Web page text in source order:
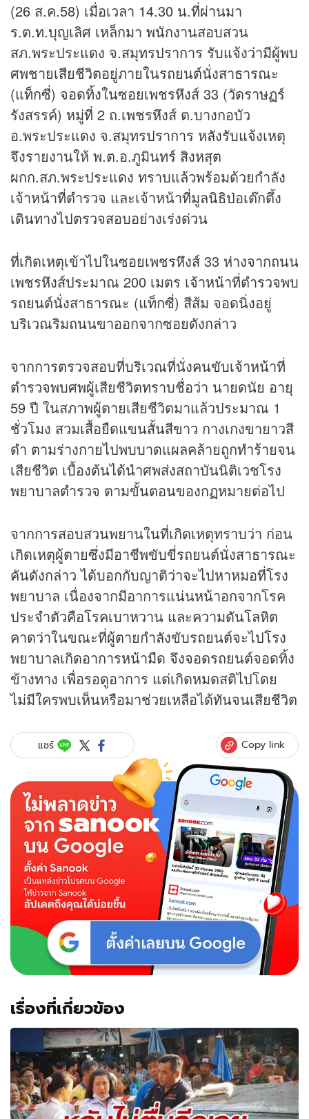
(26 ส.ค.58) เมื่อเวลา 14.30 น.ที่ผ่านมา
ร.ต.ท.บุญเลิศ เหล็กมา พนักงานสอบสวน
สภ.พระประแดง จ.สมุทรปราการ รับแจ้งว่ามีผู้พบ
ศพชายเสียชีวิตอยู่ภายในรถยนต์นั่งสาธารณะ
(แท็กซี่) จอดทิ้งในซอยเพชรหึงส์ 33 (วัดราษฏร์
รังสรรค์) หมู่ที่ 2 ถ.เพชรหึงส์ ต.บางกอบัว
อ.พระประแดง จ.สมุทรปราการ หลังรับแจ้งเหตุ
จึงรายงานให้ พ.ต.อ.ภูมินทร์ สิงหสุต
ผกก.สภ.พระประแดง ทราบแล้วพร้อมด้วยกำลัง
เจ้าหน้าที่ตำรวจ และเจ้าหน้าที่มูลนิธิป่อเต๊กตึ้ง
เดินทางไปตรวจสอบอย่างเร่งด่วน
ที่เกิดเหตุเข้าไปในซอยเพชรหึงส์ 33 ห่างจากถนน
เพชรหึงส์ประมาณ 200 เมตร เจ้าหน้าที่ตำรวจพบ
รถยนต์นั่งสาธารณะ (แท็กซี่) สีส้ม จอดนิ่งอยู่
บริเวณริมถนนขาออกจากซอยดังกล่าว
จากการตรวจสอบที่บริเวณที่นั่งคนขับเจ้าหน้าที่
ตำรวจพบศพผู้เสียชีวิตทราบชื่อว่า นายดนัย อายุ
59 ปี ในสภาพผู้ตายเสียชีวิตมาแล้วประมาณ 1
ชั่วโมง สวมเสื้อยืดแขนสั้นสีขาว กางเกงขายาวสี
ดำ ตามร่างกายไปพบบาดแผลคล้ายถูกทำร้ายจน
เสียชีวิต เบื้องต้นได้นำศพส่งสถาบันนิติเวชโรง
พยาบาลตำรวจ ตามขั้นตอนของกฏหมายต่อไป
จากการสอบสวนพยานในที่เกิดเหตุทราบว่า ก่อน
เกิดเหตุผู้ตายซึ่งมีอาชีพขับขี่รถยนต์นั่งสาธารณะ
คันดังกล่าว ได้บอกกับญาติว่าจะไปหาหมอที่โรง
พยาบาล เนื่องจากมีอาการแน่นหน้าอกจากโรค
ประจำตัวคือโรคเบาหวาน และความดันโลหิต
คาดว่าในขณะที่ผู้ตายกำลังขับรถยนต์จะไปโรง
พยาบาลเกิดอาการหน้ามืด จึงจอดรถยนต์จอดทิ้ง
ข้างทาง เพื่อรอดูอาการ แต่เกิดหมดสติไปโดย
ไม่มีใครพบเห็นหรือมาช่วยเหลือได้ทันจนเสียชีวิต
แชร์ Copy link
เรื่องที่เกี่ยวข้อง